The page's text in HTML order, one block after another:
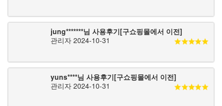
jung*******님 사용후기[구쇼핑몰에서 이전]
관리자 2024-10-31
yuns****님 사용후기[구쇼핑몰에서 이전]
관리자 2024-10-31